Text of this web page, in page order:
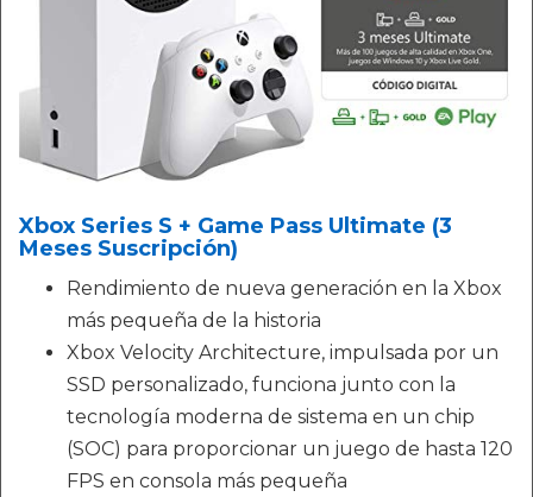
Xbox Series S + Game Pass Ultimate (3
Meses Suscripción)
Rendimiento de nueva generación en la Xbox
más pequeña de la historia
Xbox Velocity Architecture, impulsada por un
SSD personalizado, funciona junto con la
tecnología moderna de sistema en un chip
(SOC) para proporcionar un juego de hasta 120
FPS en consola más pequeña